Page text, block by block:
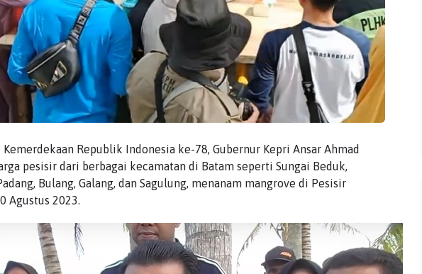
Republik Indonesia ke-78, Gubernur Kepri Ansar Ahmad
pesisir dari berbagai kecamatan di Batam seperti Sungai Beduk,
Bulang, Galang, dan Sagulung, menanam mangrove di Pesisir
Agustus 2023.